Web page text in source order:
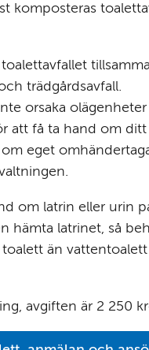
komposteras
trädgårdsavfall.
orsaka
att få ta hand om
eget
om latrin eller urin
hämta latrinet, så
än
avgiften är 2 250